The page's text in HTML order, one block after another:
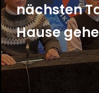
nächsten
Hause